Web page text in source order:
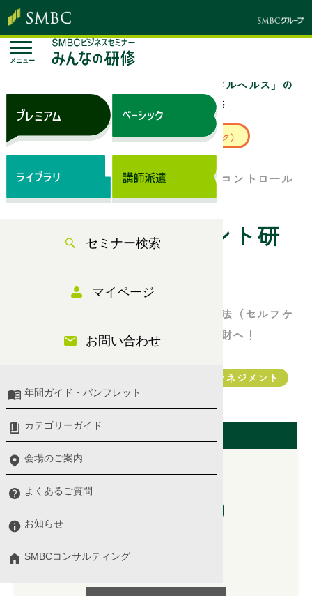
メニュー
セミナー検索
マイページ
お問い合わせ
年間ガイド・パンフレット
カテゴリーガイド
会場のご案内
よくあるご質問
お知らせ
SMBCコンサルティング
「メンタルヘルス」の
ストレスマネジメント研修
来場セミナー ベーシック（サブスク）
目標達成をするために必要なストレスコントロール
とは？
ストレスマネジメント研
自分に合ったストレスへの適切な対処法（セルフケ
ア）を知り、モチベーションの高い人財へ！
モチベーション・レジリエンス・セルフマネジメント
メンタルヘルス
開催日（東京会場）
2026/06/08(月)
プログラム詳細 ＞